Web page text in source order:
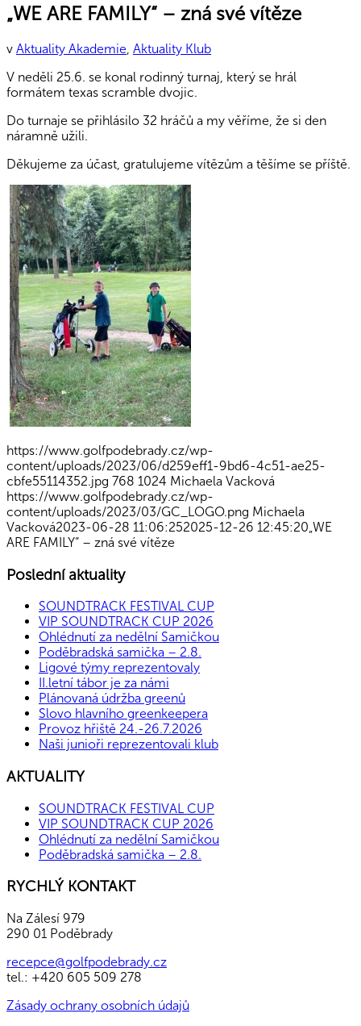
„WE ARE FAMILY“ – zná své vítěze
v Aktuality Akademie, Aktuality Klub
V neděli 25.6. se konal rodinný turnaj, který se hrál
formátem texas scramble dvojic.
Do turnaje se přihlásilo 32 hráčů a my věříme, že si den
náramně užili.
Děkujeme za účast, gratulujeme vítězům a těšíme se příště.
https://www.golfpodebrady.cz/wp-
content/uploads/2023/06/d259eff1-9bd6-4c51-ae25-
cbfe55114352.jpg 768 1024 Michaela Vacková
https://www.golfpodebrady.cz/wp-
content/uploads/2023/03/GC_LOGO.png Michaela
Vacková2023-06-28 11:06:252025-12-26 12:45:20„WE
ARE FAMILY“ – zná své vítěze
Poslední aktuality
SOUNDTRACK FESTIVAL CUP
VIP SOUNDTRACK CUP 2026
Ohlédnutí za nedělní Samičkou
Poděbradská samička – 2.8.
Ligové týmy reprezentovaly
II.letní tábor je za námi
Plánovaná údržba greenů
Slovo hlavního greenkeepera
Provoz hřiště 24.-26.7.2026
Naši junioři reprezentovali klub
AKTUALITY
SOUNDTRACK FESTIVAL CUP
VIP SOUNDTRACK CUP 2026
Ohlédnutí za nedělní Samičkou
Poděbradská samička – 2.8.
RYCHLÝ KONTAKT
Na Zálesí 979
290 01 Poděbrady
recepce@golfpodebrady.cz
tel.: +420 605 509 278
Zásady ochrany osobních údajů